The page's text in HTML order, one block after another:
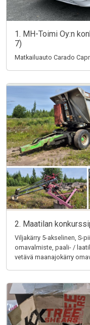
1. MH-Toimi Oy:n
7)
Matkailuauto Carado
2. Maatilan
Viljakärry 5-akselinen, S-
omavalmiste, paali- /
vetävä maanajokärry